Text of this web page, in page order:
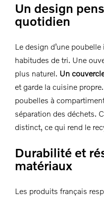
Un design
quotidien
Le design d’une
habitudes de tri. Une
plus naturel. Un
et garde la cuisine
poubelles à
séparation des déchets.
distinct, ce qui rend le
Durabilité et
matériaux
Les produits français